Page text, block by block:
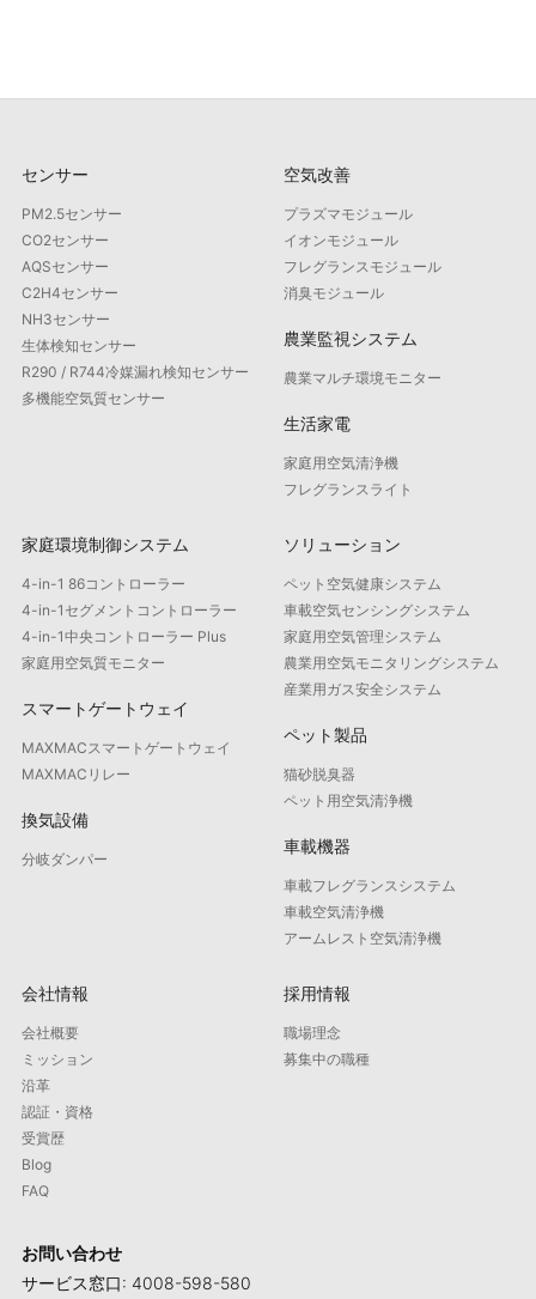
センサー
PM2.5センサー
CO2センサー
AQSセンサー
C2H4センサー
NH3センサー
生体検知センサー
R290 / R744冷媒漏れ検知センサー
多機能空気質センサー
空気改善
プラズマモジュール
イオンモジュール
フレグランスモジュール
消臭モジュール
農業監視システム
農業マルチ環境モニター
生活家電
家庭用空気清浄機
フレグランスライト
家庭環境制御システム
4-in-1 86コントローラー
4-in-1セグメントコントローラー
4-in-1中央コントローラー Plus
家庭用空気質モニター
スマートゲートウェイ
MAXMACスマートゲートウェイ
MAXMACリレー
換気設備
分岐ダンパー
ソリューション
ペット空気健康システム
車載空気センシングシステム
家庭用空気管理システム
農業用空気モニタリングシステム
産業用ガス安全システム
ペット製品
猫砂脱臭器
ペット用空気清浄機
車載機器
車載フレグランスシステム
車載空気清浄機
アームレスト空気清浄機
会社情報
会社概要
ミッション
沿革
認証・資格
受賞歴
Blog
FAQ
採用情報
職場理念
募集中の職種
お問い合わせ
サービス窓口: 4008-598-580